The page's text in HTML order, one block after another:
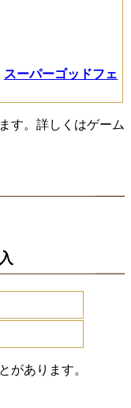
スーパーゴッドフェ
す。詳しくはゲーム
があります。